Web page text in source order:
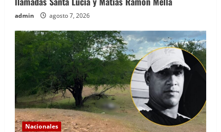
admin agosto 7, 2026
Nacionales